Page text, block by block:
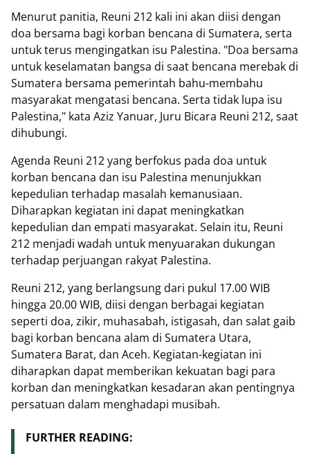
Menurut panitia, Reuni 212 kali ini akan diisi dengan
doa bersama bagi korban bencana di Sumatera, serta
untuk terus mengingatkan isu Palestina. "Doa bersama
untuk keselamatan bangsa di saat bencana merebak di
Sumatera bersama pemerintah bahu-membahu
masyarakat mengatasi bencana. Serta tidak lupa isu
Palestina," kata Aziz Yanuar, Juru Bicara Reuni 212, saat
dihubungi.
Agenda Reuni 212 yang berfokus pada doa untuk
korban bencana dan isu Palestina menunjukkan
kepedulian terhadap masalah kemanusiaan.
Diharapkan kegiatan ini dapat meningkatkan
kepedulian dan empati masyarakat. Selain itu, Reuni
212 menjadi wadah untuk menyuarakan dukungan
terhadap perjuangan rakyat Palestina.
Reuni 212, yang berlangsung dari pukul 17.00 WIB
hingga 20.00 WIB, diisi dengan berbagai kegiatan
seperti doa, zikir, muhasabah, istigasah, dan salat gaib
bagi korban bencana alam di Sumatera Utara,
Sumatera Barat, dan Aceh. Kegiatan-kegiatan ini
diharapkan dapat memberikan kekuatan bagi para
korban dan meningkatkan kesadaran akan pentingnya
persatuan dalam menghadapi musibah.
FURTHER READING: